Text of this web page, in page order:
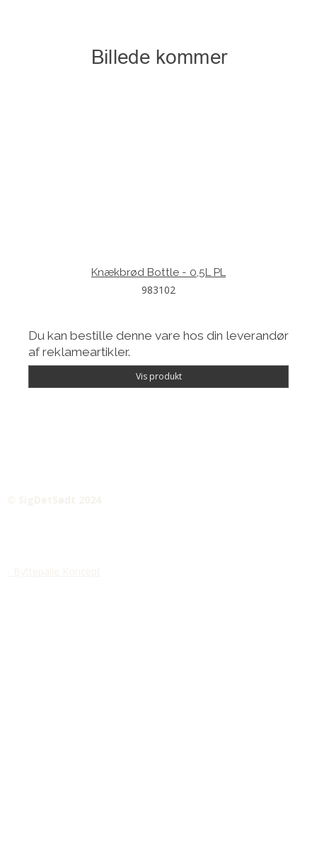
Knækbrød Bottle - 0,5L PL
983102
Du kan bestille denne vare hos din leverandør
af reklameartikler.
Vis produkt